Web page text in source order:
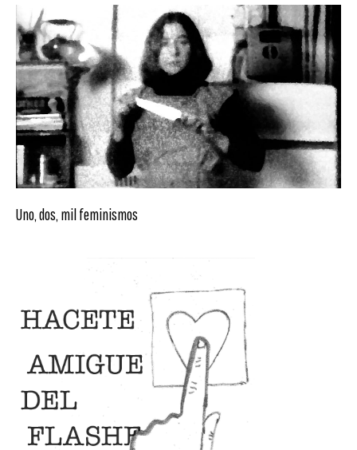
Uno, dos, mil feminismos